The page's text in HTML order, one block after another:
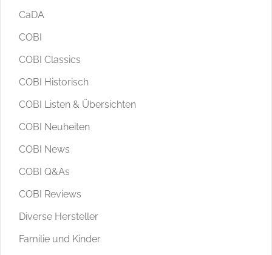
CaDA
COBI
COBI Classics
COBI Historisch
COBI Listen & Übersichten
COBI Neuheiten
COBI News
COBI Q&As
COBI Reviews
Diverse Hersteller
Familie und Kinder